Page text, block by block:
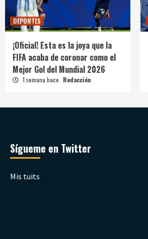
DEPORTES
¡Oficial! Esta es la joya que la
FIFA acaba de coronar como el
Mejor Gol del Mundial 2026
1 semana hace Redacción
Sígueme en Twitter
Mis tuits